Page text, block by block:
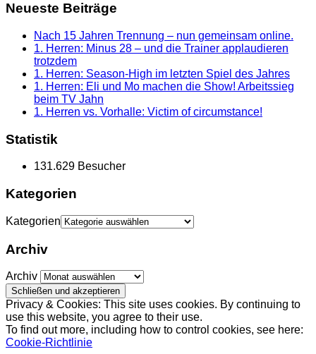
Neueste Beiträge
Nach 15 Jahren Trennung – nun gemeinsam online.
1. Herren: Minus 28 – und die Trainer applaudieren
trotzdem
1. Herren: Season-High im letzten Spiel des Jahres
1. Herren: Eli und Mo machen die Show! Arbeitssieg
beim TV Jahn
1. Herren vs. Vorhalle: Victim of circumstance!
Statistik
131.629 Besucher
Kategorien
Kategorien
Archiv
Archiv
Privacy & Cookies: This site uses cookies. By continuing to
use this website, you agree to their use.
To find out more, including how to control cookies, see here:
Cookie-Richtlinie